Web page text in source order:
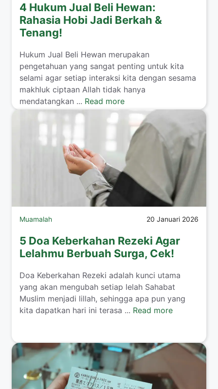
4 Hukum Jual Beli Hewan:
Rahasia Hobi Jadi Berkah &
Tenang!
​Hukum Jual Beli Hewan merupakan
pengetahuan yang sangat penting untuk kita
selami agar setiap interaksi kita dengan sesama
makhluk ciptaan Allah tidak hanya
mendatangkan ... Read more
Muamalah 20 Januari 2026
5 Doa Keberkahan Rezeki Agar
Lelahmu Berbuah Surga, Cek!
​Doa Keberkahan Rezeki adalah kunci utama
yang akan mengubah setiap lelah Sahabat
Muslim menjadi lillah, sehingga apa pun yang
kita dapatkan hari ini terasa ... Read more